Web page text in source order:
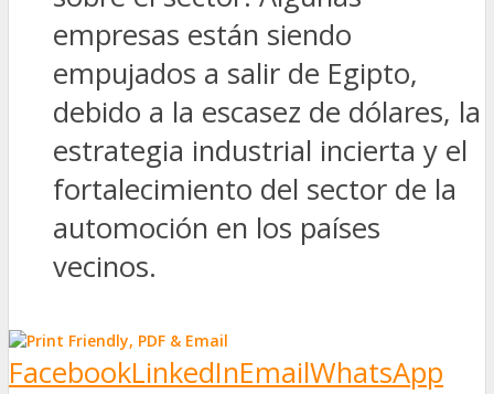
empresas están siendo
empujados a salir de Egipto,
debido a la escasez de dólares, la
estrategia industrial incierta y el
fortalecimiento del sector de la
automoción en los países
vecinos.
FacebookLinkedInEmailWhatsApp